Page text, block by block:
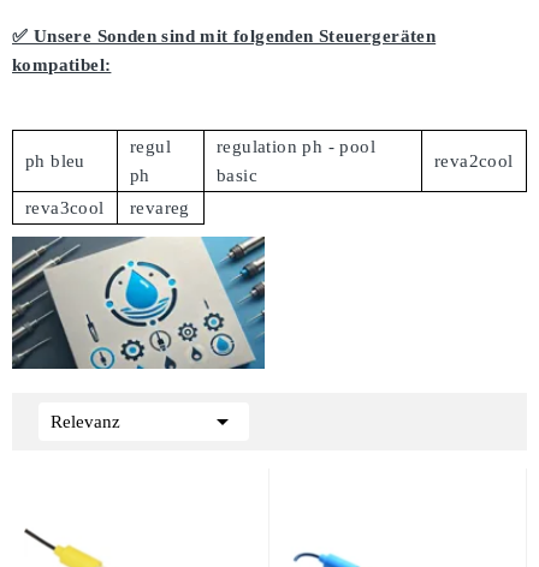
✅ Unsere Sonden sind mit folgenden Steuergeräten
kompatibel:
ph bleu
regul
ph
regulation ph - pool
basic
reva2cool
reva3cool revareg
Relevanz 